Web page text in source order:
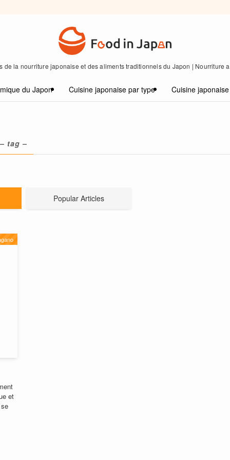
de la nourriture japonaise et des aliments traditionnels du Japon | Nourriture
du Japon Cuisine japonaise par type Cuisine
– tag –
Popular Articles
et